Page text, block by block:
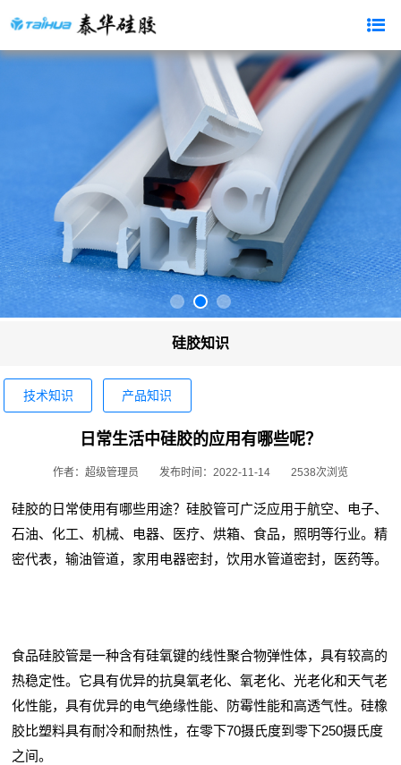
硅胶知识
技术知识 产品知识
日常生活中硅胶的应用有哪些呢？
作者：超级管理员 发布时间：2022-11-14 2538次浏览
硅胶的日常使用有哪些用途？硅胶管可广泛应用于航空、电子、
石油、化工、机械、电器、医疗、烘箱、食品，照明等行业。精
密代表，输油管道，家用电器密封，饮用水管道密封，医药等。
食品硅胶管是一种含有硅氧键的线性聚合物弹性体，具有较高的
热稳定性。它具有优异的抗臭氧老化、氧老化、光老化和天气老
化性能，具有优异的电气绝缘性能、防霉性能和高透气性。硅橡
胶比塑料具有耐冷和耐热性，在零下70摄氏度到零下250摄氏度
之间。